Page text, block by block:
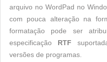
arquivo no WordPad no
com pouca alteração na
formatação pode ser
especificação RTF
versões de programas.